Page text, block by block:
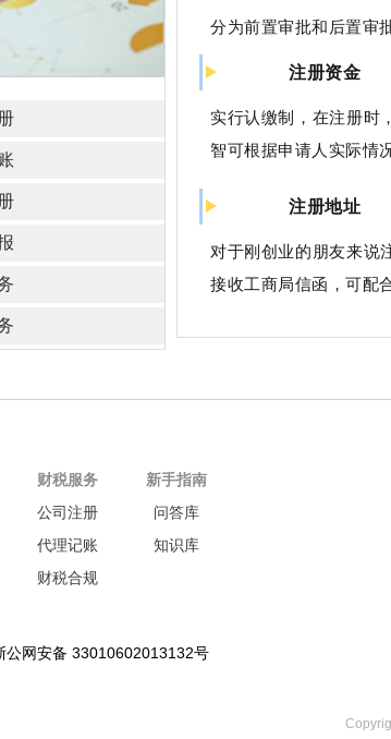
分为前置审批和后置审
注册资金
实行认缴制，在注册时
智可根据申请人实际情
注册地址
对于刚创业的朋友来说
接收工商局信函，可配
财税服务
公司注册
代理记账
财税合规
新手指南
问答库
知识库
公网安备 33010602013132号